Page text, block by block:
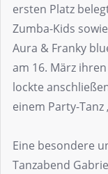
ersten Platz
Zumba-Kids
Aura & Franky
am 16. März
lockte
einem Party-Tanz
Eine besondere
Tanzabend